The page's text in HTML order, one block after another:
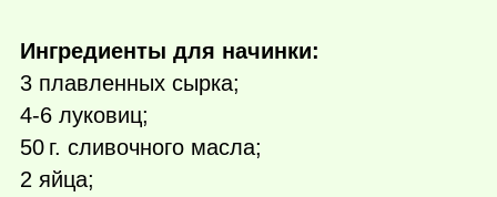
Ингредиенты для начинки:
3 плавленных сырка;
4-6 луковиц;
50 г. сливочного масла;
2 яйца;